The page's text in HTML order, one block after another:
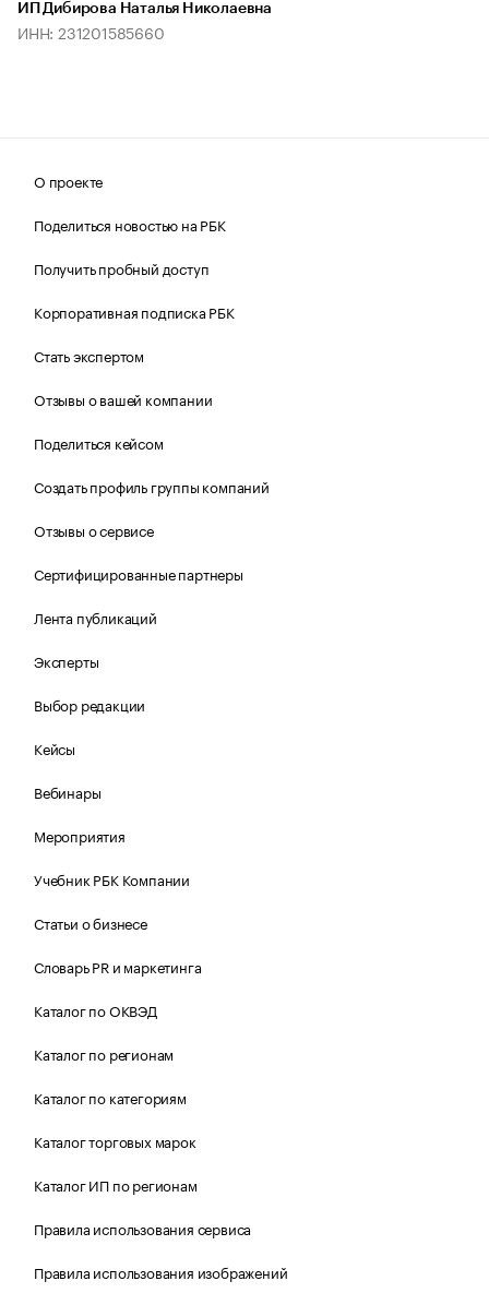
ИП Дибирова Наталья Николаевна
ИНН: 231201585660
О проекте
Поделиться новостью на РБК
Получить пробный доступ
Корпоративная подписка РБК
Стать экспертом
Отзывы о вашей компании
Поделиться кейсом
Создать профиль группы компаний
Отзывы о сервисе
Сертифицированные партнеры
Лента публикаций
Эксперты
Выбор редакции
Кейсы
Вебинары
Мероприятия
Учебник РБК Компании
Статьи о бизнесе
Словарь PR и маркетинга
Каталог по ОКВЭД
Каталог по регионам
Каталог по категориям
Каталог торговых марок
Каталог ИП по регионам
Правила использования сервиса
Правила использования изображений